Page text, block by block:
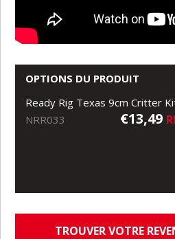
OPTIONS DU PRODUIT
Ready Rig Texas 9cm Critter
NRR033
€13,49
TROUVER VOTRE